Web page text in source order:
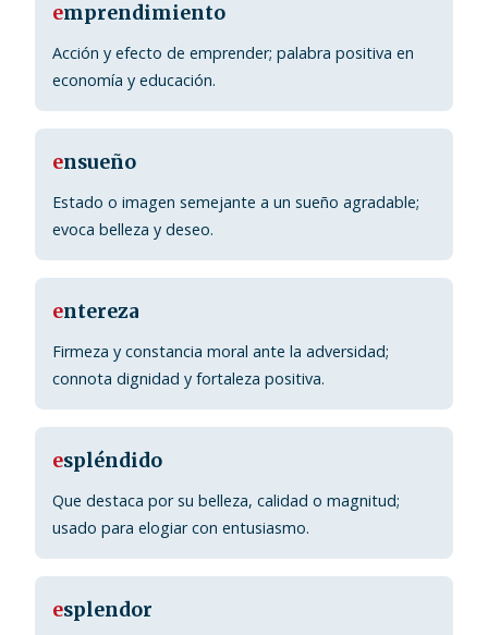
emprendimiento
Acción y efecto de emprender; palabra positiva en
economía y educación.
ensueño
Estado o imagen semejante a un sueño agradable;
evoca belleza y deseo.
entereza
Firmeza y constancia moral ante la adversidad;
connota dignidad y fortaleza positiva.
espléndido
Que destaca por su belleza, calidad o magnitud;
usado para elogiar con entusiasmo.
esplendor